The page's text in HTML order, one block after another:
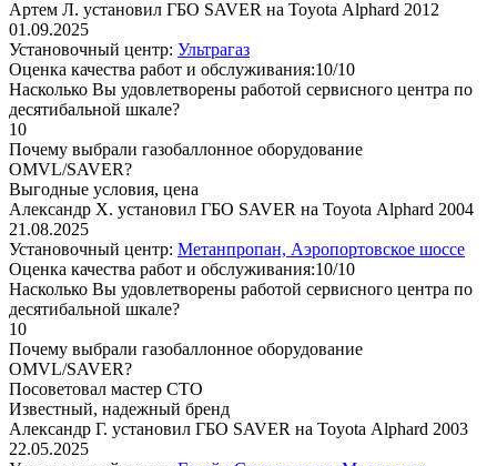
Артем Л. установил ГБО SAVER на Toyota Alphard 2012
01.09.2025
Установочный центр: Ультрагаз
Оценка качества работ и обслуживания:10/10
Насколько Вы удовлетворены работой сервисного центра по
десятибальной шкале?
10
Почему выбрали газобаллонное оборудование
OMVL/SAVER?
Выгодные условия, цена
Александр Х. установил ГБО SAVER на Toyota Alphard 2004
21.08.2025
Установочный центр: Метанпропан, Аэропортовское шоссе
Оценка качества работ и обслуживания:10/10
Насколько Вы удовлетворены работой сервисного центра по
десятибальной шкале?
10
Почему выбрали газобаллонное оборудование
OMVL/SAVER?
Посоветовал мастер СТО
Известный, надежный бренд
Александр Г. установил ГБО SAVER на Toyota Alphard 2003
22.05.2025